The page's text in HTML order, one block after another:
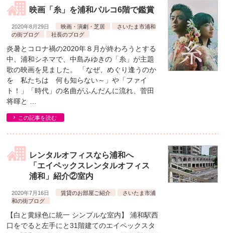
映画「糸」を浦和パルコ6階で鑑賞
2020年8月29日 映画・演劇・芝居
さいたま市浦和
の街ブログ
社長のブログ
炎暑とコロナ禍の2020年８月が終わろうとする
中、浦和シネマで、中島みゆきの「糸」が主題
歌の映画を見ました。 「なぜ、めぐり逢うのか
を 私たちは 何も知らない～」や「ファイ
ト！」「時代」の名曲がふんだんに流れ、菅田
将暉と …
この記事を読む
レンタルオフィスなら浦和へ
「エイペックスレンタルオフィス
浦和」紹介②室内
2020年7月16日 賃貸のお部屋ご紹介
さいたま市浦
和の街ブログ
【白と黄緑色に統一 シンプルな室内】 浦和駅西
口をでると左手にと31階建てのエイペックスタ